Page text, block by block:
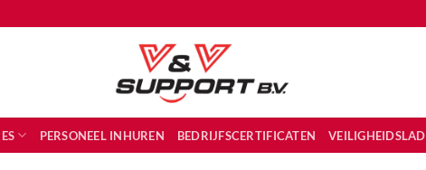
PERSONEEL INHUREN BEDRIJFSCERTIFICATEN